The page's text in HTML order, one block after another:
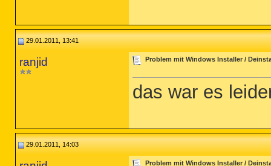
29.01.2011, 13:41
ranjid Problem mit Windows Installer /
das war es
29.01.2011, 14:03
Problem mit Windows Installer /